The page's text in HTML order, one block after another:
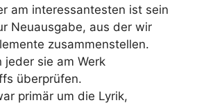
am interessantesten ist sein
Neuausgabe, aus der wir
zusammenstellen.
jeder sie am Werk
überprüfen.
primär um die Lyrik,